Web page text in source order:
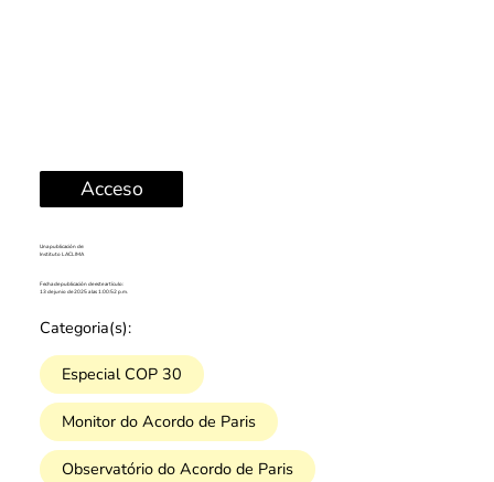
Acceso
Una publicación de:
Instituto LACLIMA
Fecha de publicación de este artículo:
13 de junio de 2025 a las 1:00:52 p.m.
Categoria(s):
Especial COP 30
Monitor do Acordo de Paris
Observatório do Acordo de Paris